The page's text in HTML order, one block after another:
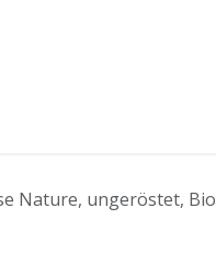
Nature, ungeröstet,